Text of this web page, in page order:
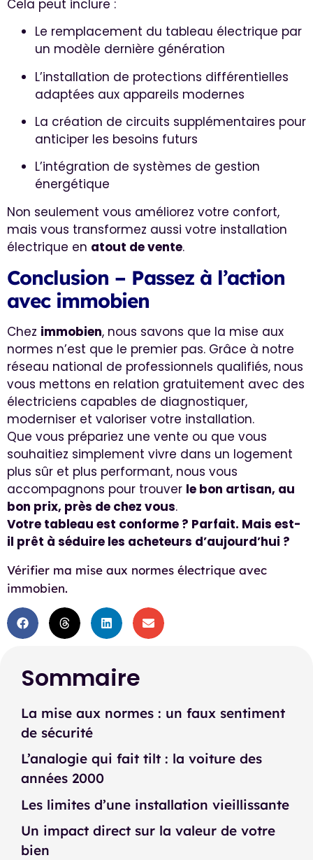
Cela peut inclure :
Le remplacement du tableau électrique par
un modèle dernière génération
L’installation de protections différentielles
adaptées aux appareils modernes
La création de circuits supplémentaires pour
anticiper les besoins futurs
L’intégration de systèmes de gestion
énergétique
Non seulement vous améliorez votre confort,
mais vous transformez aussi votre installation
électrique en atout de vente.
Conclusion – Passez à l’action
avec immobien
Chez immobien, nous savons que la mise aux
normes n’est que le premier pas. Grâce à notre
réseau national de professionnels qualifiés, nous
vous mettons en relation gratuitement avec des
électriciens capables de diagnostiquer,
moderniser et valoriser votre installation.
Que vous prépariez une vente ou que vous
souhaitiez simplement vivre dans un logement
plus sûr et plus performant, nous vous
accompagnons pour trouver le bon artisan, au
bon prix, près de chez vous.
Votre tableau est conforme ? Parfait. Mais est-
il prêt à séduire les acheteurs d’aujourd’hui ?
Vérifier ma mise aux normes électrique avec
immobien.
Sommaire
La mise aux normes : un faux sentiment
de sécurité
L’analogie qui fait tilt : la voiture des
années 2000
Les limites d’une installation vieillissante
Un impact direct sur la valeur de votre
bien